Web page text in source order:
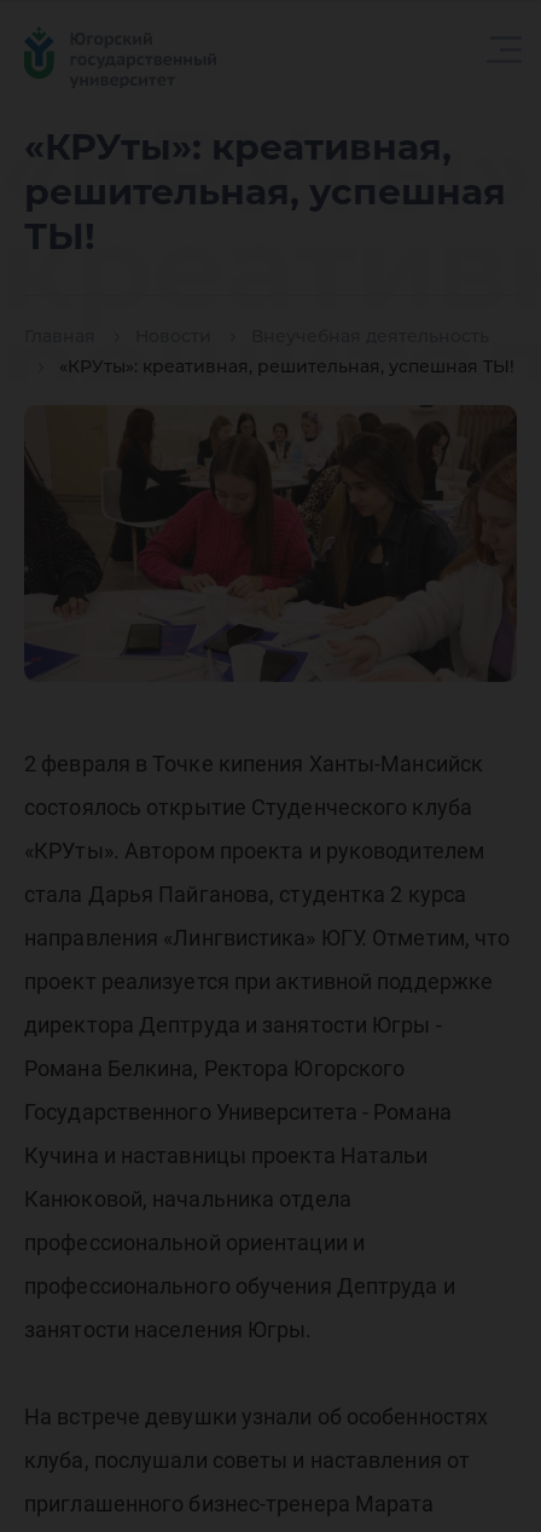
«КРУты»: креативная,
решительная, успешная
ТЫ!
«КРУты»: креативная, решительная, успешная ТЫ!
ТЫ!
2 февраля в Точке кипения Ханты-Мансийск
состоялось открытие Студенческого клуба
«КРУты». Автором проекта и руководителем
стала Дарья Пайганова, студентка 2 курса
направления «Лингвистика» ЮГУ. Отметим, что
проект реализуется при активной поддержке
директора Дептруда и занятости Югры -
Романа Белкина, Ректора Югорского
Государственного Университета - Романа
Кучина и наставницы проекта Натальи
Канюковой, начальника отдела
профессиональной ориентации и
профессионального обучения Дептруда и
занятости населения Югры.
На встрече девушки узнали об особенностях
клуба, послушали советы и наставления от
приглашенного бизнес-тренера Марата